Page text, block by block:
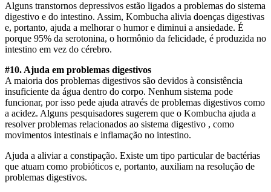
Alguns transtornos depressivos estão ligados a problemas do sistema
digestivo e do intestino. Assim, Kombucha alivia doenças digestivas
e, portanto, ajuda a melhorar o humor e diminui a ansiedade. É
porque 95% da serotonina, o hormônio da felicidade, é produzida no
intestino em vez do cérebro.
#10. Ajuda em problemas digestivos
A maioria dos problemas digestivos são devidos à consistência
insuficiente da água dentro do corpo. Nenhum sistema pode
funcionar, por isso pede ajuda através de problemas digestivos como
a acidez. Alguns pesquisadores sugerem que o Kombucha ajuda a
resolver problemas relacionados ao sistema digestivo , como
movimentos intestinais e inflamação no intestino.
Ajuda a aliviar a constipação. Existe um tipo particular de bactérias
que atuam como probióticos e, portanto, auxiliam na resolução de
problemas digestivos.